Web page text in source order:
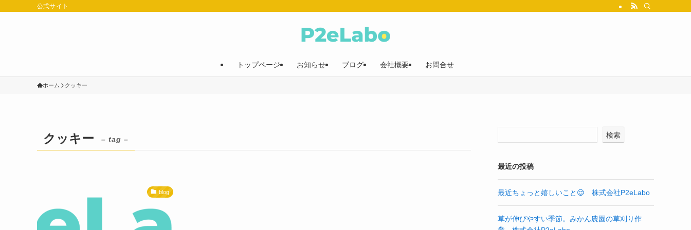
公式サイト
トップページ お知らせ ブログ 会社概要 お問合せ
ホーム クッキー
クッキー – tag –
blog
検索
最近の投稿
最近ちょっと嬉しいこと😌 株式会社P2eLabo
草が伸びやすい季節。みかん農園の草刈り作